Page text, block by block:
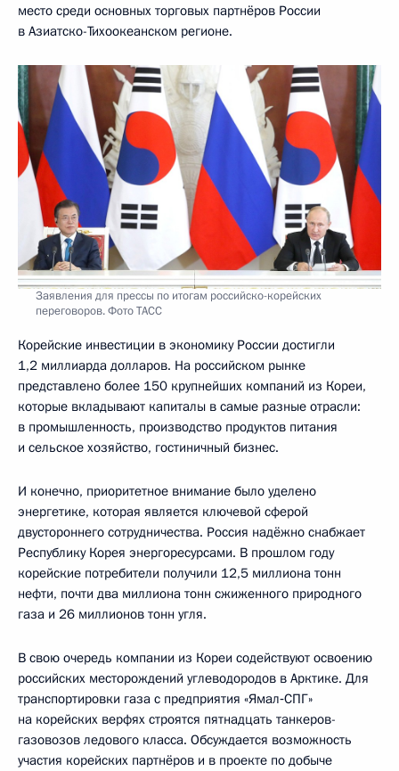
место среди основных торговых партнёров России
в Азиатско-Тихоокеанском регионе.
Заявления для прессы по итогам российско-корейских
переговоров. Фото ТАСС
Корейские инвестиции в экономику России достигли
1,2 миллиарда долларов. На российском рынке
представлено более 150 крупнейших компаний из Кореи,
которые вкладывают капиталы в самые разные отрасли:
в промышленность, производство продуктов питания
и сельское хозяйство, гостиничный бизнес.
И конечно, приоритетное внимание было уделено
энергетике, которая является ключевой сферой
двустороннего сотрудничества. Россия надёжно снабжает
Республику Корея энергоресурсами. В прошлом году
корейские потребители получили 12,5 миллиона тонн
нефти, почти два миллиона тонн сжиженного природного
газа и 26 миллионов тонн угля.
В свою очередь компании из Кореи содействуют освоению
российских месторождений углеводородов в Арктике. Для
транспортировки газа с предприятия «Ямал‑СПГ»
на корейских верфях строятся пятнадцать танкеров-
газовозов ледового класса. Обсуждается возможность
участия корейских партнёров и в проекте по добыче